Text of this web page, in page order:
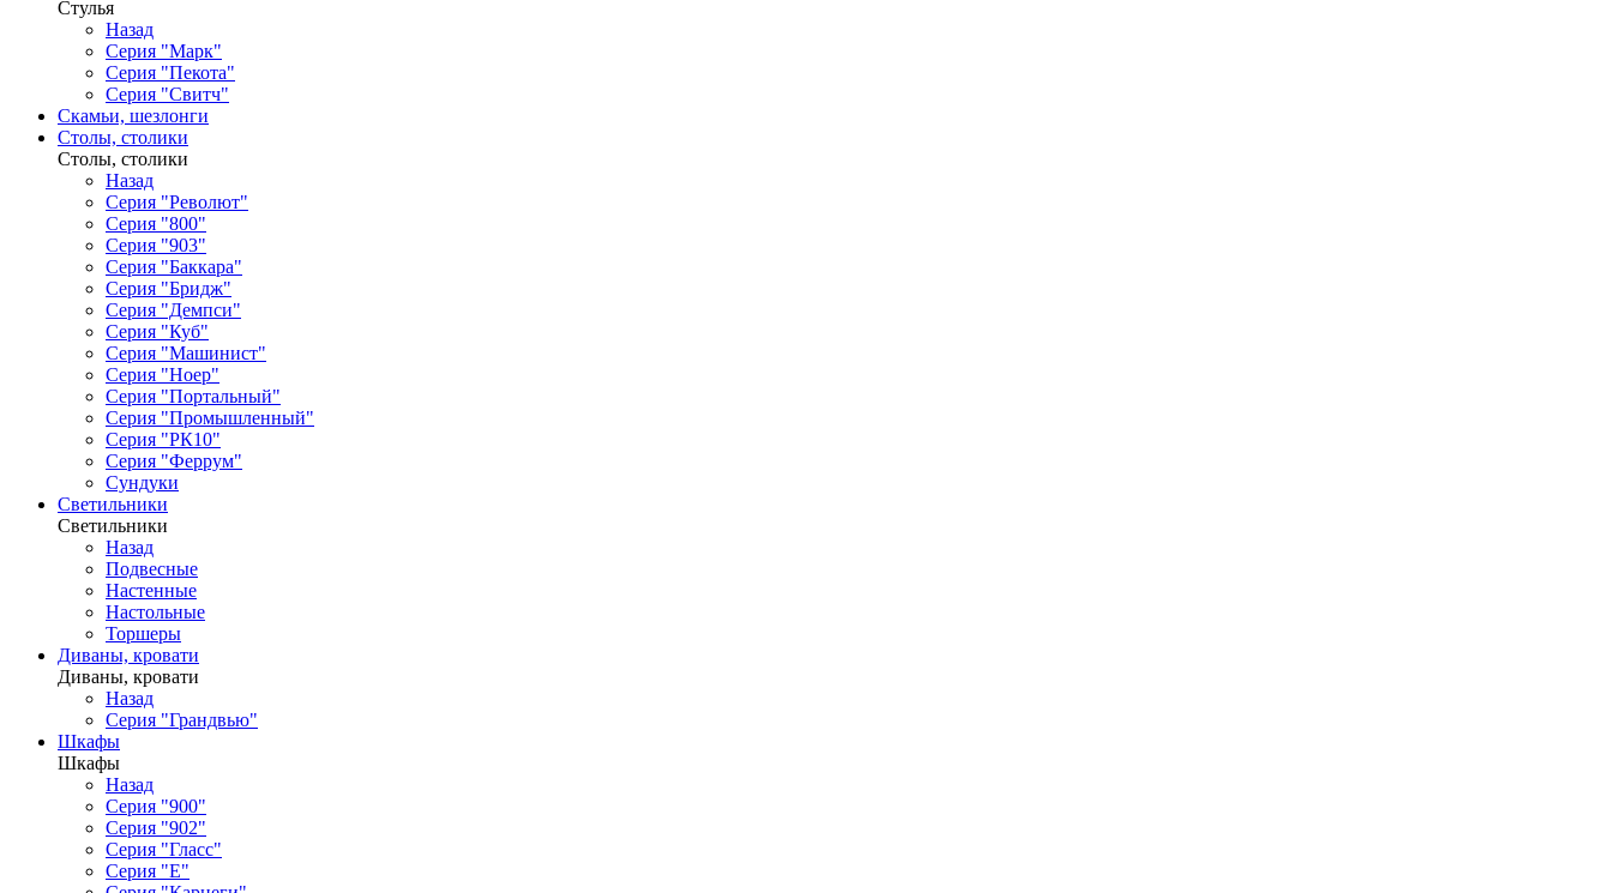
Стулья
Назад
Серия "Марк"
Серия "Пекота"
Серия "Свитч"
Скамьи, шезлонги
Столы, столики
Столы, столики
Назад
Серия "Револют"
Серия "800"
Серия "903"
Серия "Баккара"
Серия "Бридж"
Серия "Демпси"
Серия "Куб"
Серия "Машинист"
Серия "Ноер"
Серия "Портальный"
Серия "Промышленный"
Серия "РК10"
Серия "Феррум"
Сундуки
Светильники
Светильники
Назад
Подвесные
Настенные
Настольные
Торшеры
Диваны, кровати
Диваны, кровати
Назад
Серия "Грандвью"
Шкафы
Шкафы
Назад
Серия "900"
Серия "902"
Серия "Гласс"
Серия "Е"